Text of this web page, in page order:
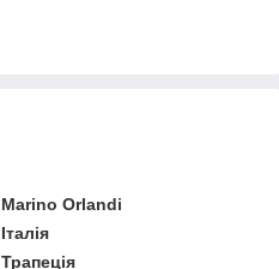
Marino Orlandi
Італія
Трапеція